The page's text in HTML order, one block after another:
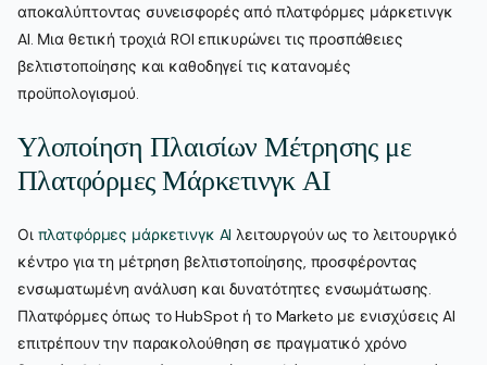
αποκαλύπτοντας συνεισφορές από πλατφόρμες μάρκετινγκ
AI. Μια θετική τροχιά ROI επικυρώνει τις προσπάθειες
βελτιστοποίησης και καθοδηγεί τις κατανομές
προϋπολογισμού.
Υλοποίηση Πλαισίων Μέτρησης με
Πλατφόρμες Μάρκετινγκ AI
Οι πλατφόρμες μάρκετινγκ AI λειτουργούν ως το λειτουργικό
κέντρο για τη μέτρηση βελτιστοποίησης, προσφέροντας
ενσωματωμένη ανάλυση και δυνατότητες ενσωμάτωσης.
Πλατφόρμες όπως το HubSpot ή το Marketo με ενισχύσεις AI
επιτρέπουν την παρακολούθηση σε πραγματικό χρόνο